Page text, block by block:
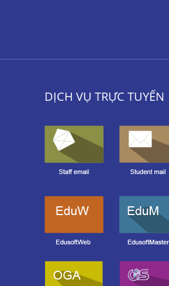
DỊCH VỤ TRỰC TUYẾN